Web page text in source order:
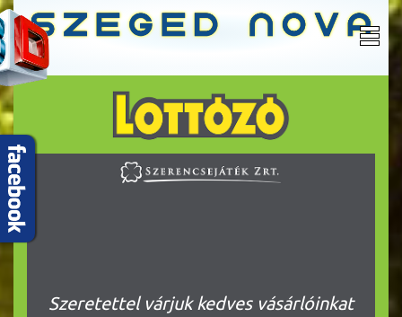
Szeretettel várjuk kedves vásárlóinkat